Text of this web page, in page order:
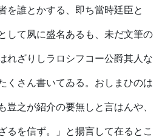
を誰とかする、即ち當時廷臣と
して夙に盛名あるも、未だ文筆の
れざりしラロシフコー公爵其人な
くさん書いてゐる。おしまひのは
豈之が紹介の要無しと言はんや、
るを信ず。」と揚言して在るとこ